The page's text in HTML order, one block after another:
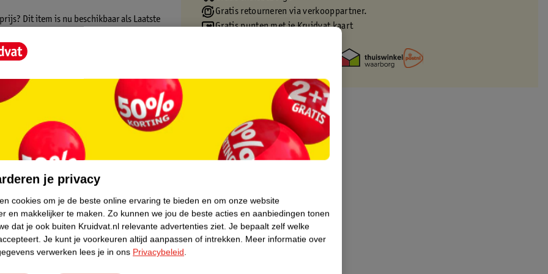
Dit item is nu beschikbaar als Laatste
is, dus de échte liefhebber moet
bieden wij alleen online aan. Het is niet
hieronder verder.
van het merk Novi Baby®.
plat kan is deze buggy al geschikt
worden. Ook de voetsteunen kun je in
welke je doormiddel van de rits
tot een summerseat: rol de
mesh overblijft; veilig en toch
en afneembare uitvalbeugel.
buggy. Zo is de rem met één voet te
Onderin is de buggy uitgerust met een XL
is de buggy voorzien van verschillende
De doorlopende duwstang is
Gratis retourneren via verkooppartner.
Gratis punten met je Kruidvat kaart
je privacy
cookies om je de beste online ervaring te bieden en om onze website
en makkelijker te maken. Zo kunnen we jou de beste acties en aanbiedingen tonen
dat je ook buiten Kruidvat.nl relevante advertenties ziet. Je bepaalt zelf welke
Je kunt je voorkeuren altijd aanpassen of intrekken. Meer informatie over
verwerken lees je in ons Privacybeleid.